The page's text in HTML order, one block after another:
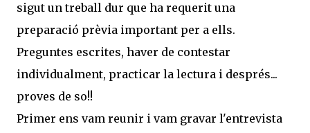
sigut un treball dur que ha requerit una
preparació prèvia important per a ells.
Preguntes escrites, haver de contestar
individualment, practicar la lectura i després...
proves de so!!
Primer ens vam reunir i vam gravar l'entrevista